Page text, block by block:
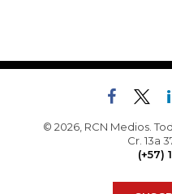
© 2026, RCN Medios.
Cr. 13a
(+57)